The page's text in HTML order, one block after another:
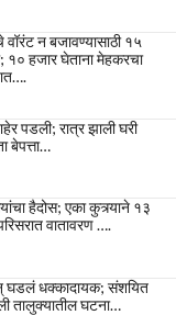
न बजावण्यासाठी १५
१० हजार घेताना मेहकरचा
पडली; रात्र झाली घरी
बेपत्ता…
हैदोस; एका कुत्र्याने १३
वातावरण ….
घडलं धक्कादायक; संशयित
तालुक्यातील घटना…